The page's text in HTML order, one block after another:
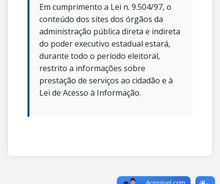
Em cumprimento a Lei n. 9.504/97, o
conteúdo dos sites dos órgãos da
administração pública direta e indireta
do poder executivo estadual estará,
durante todo o período eleitoral,
restrito a informações sobre
prestação de serviços ao cidadão e à
Lei de Acesso à Informação.